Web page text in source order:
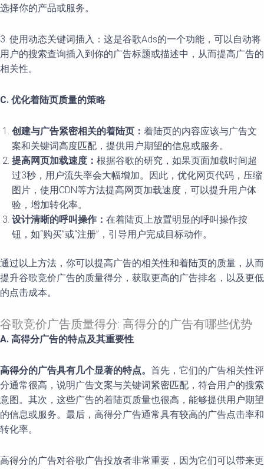
选择你的产品或服务。
3. 使用动态关键词插入：这是谷歌Ads的一个功能，可以自动将
用户的搜索查询插入到你的广告标题或描述中，从而提高广告的
相关性。
C. 优化着陆页质量的策略
创建与广告紧密相关的着陆页： 着陆页的内容应该与广告文
案和关键词高度匹配，提供用户期望的信息或服务。
提高网页加载速度： 根据谷歌的研究，如果页面加载时间超
过3秒，用户流失率会大幅增加。因此，优化网页代码，压缩
图片，使用CDN等方法提高网页加载速度，可以提升用户体
验，增加转化率。
设计清晰的呼叫操作： 在着陆页上放置明显的呼叫操作按
钮，如“购买”或“注册”，引导用户完成目标动作。
通过以上方法，你可以提高广告的相关性和着陆页的质量，从而
提升谷歌竞价广告的质量得分，获取更高的广告排名，以及更低
的点击成本。
谷歌竞价广告质量得分: 高得分的广告有哪些优势
A. 高得分广告的特点及其重要性
高得分的广告具有几个显著的特点。 首先，它们的广告相关性评
分通常很高，说明广告文案与关键词紧密匹配，符合用户的搜索
意图。其次，这些广告的着陆页质量也很高，能够提供用户期望
的信息或服务。最后，高得分广告通常具有较高的广告点击率和
转化率。
高得分的广告对谷歌广告投放者非常重要，因为它们可以带来更